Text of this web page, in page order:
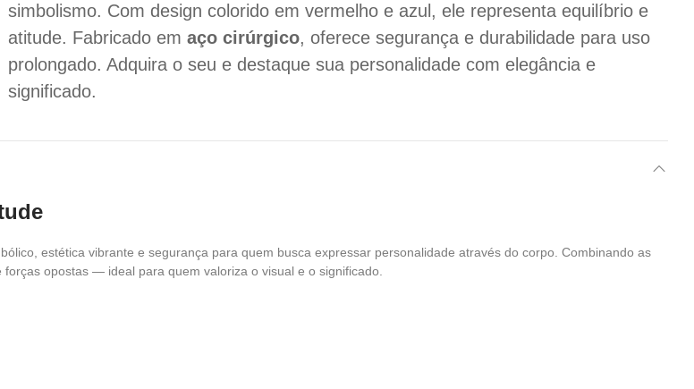
simbolismo. Com design colorido em vermelho e azul, ele representa equilíbrio e
atitude. Fabricado emaço cirúrgico, oferece segurança e durabilidade para uso
prolongado. Adquira o seu e destaque sua personalidade com elegância e
significado.
estética vibrante e segurança para quem busca expressar personalidade através do corpo. Combinando as
opostas — ideal para quem valoriza o visual e o significado.